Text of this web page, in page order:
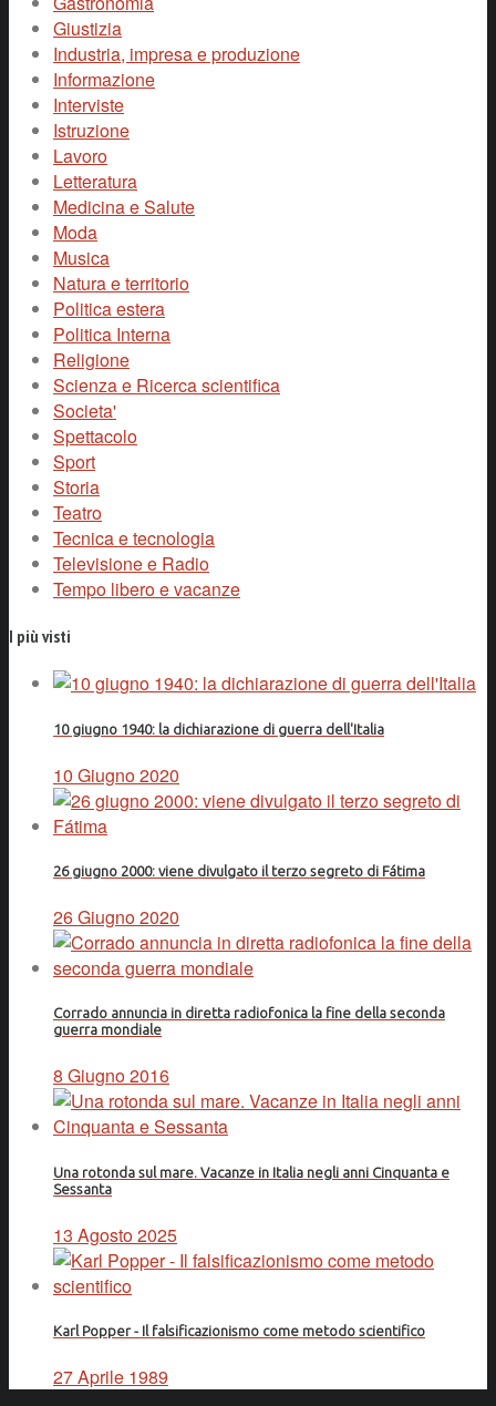
Giustizia
Industria, impresa e produzione
Informazione
Interviste
Istruzione
Lavoro
Letteratura
Medicina e Salute
Moda
Musica
Natura e territorio
Politica estera
Politica Interna
Religione
Scienza e Ricerca scientifica
Societa'
Spettacolo
Sport
Storia
Teatro
Tecnica e tecnologia
Televisione e Radio
Tempo libero e vacanze
I più visti
10 giugno 1940: la dichiarazione di guerra dell'Italia
10 Giugno 2020
26 giugno 2000: viene divulgato il terzo segreto di Fátima
26 Giugno 2020
Corrado annuncia in diretta radiofonica la fine della seconda
guerra mondiale
8 Giugno 2016
Una rotonda sul mare. Vacanze in Italia negli anni Cinquanta e
Sessanta
13 Agosto 2025
Karl Popper - Il falsificazionismo come metodo scientifico
27 Aprile 1989